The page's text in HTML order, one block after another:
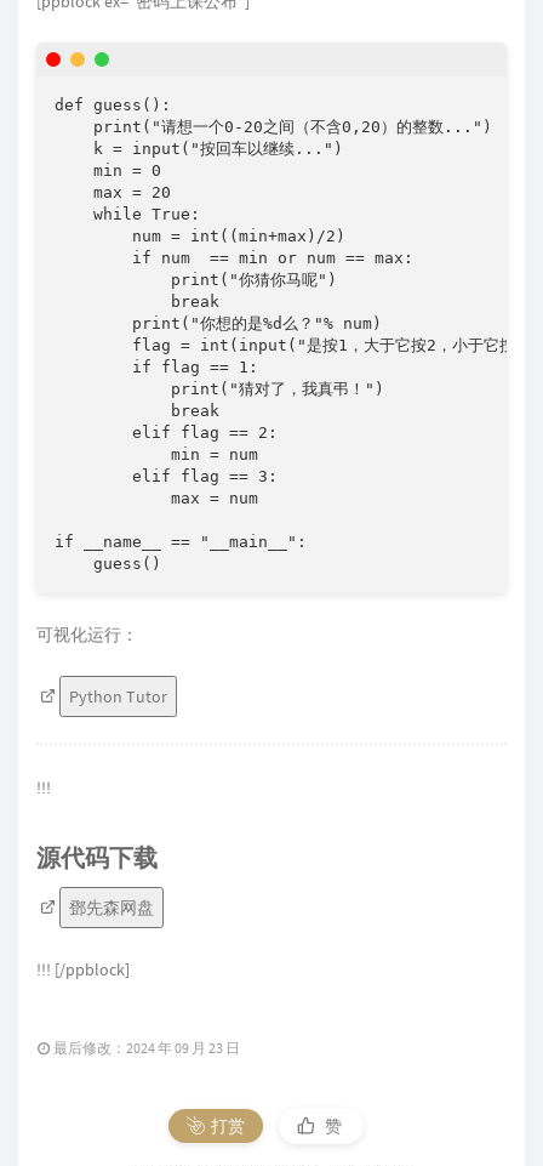
def guess():
    print("请想一个0-20之间（不含0,20）的整数...")
    k = input("按回车以继续...")
    min = 0
    max = 20
    while True:
        num = int((min+max)/2)
        if num  == min or num == max:
            print("你猜你马呢")
            break
        print("你想的是%d么？"% num)
flag = int(input("是按1，大于它按2，小于它按3
        if flag == 1:
            print("猜对了，我真弔！")
            break
        elif flag == 2:
            min = num
        elif flag == 3:
            max = num
if __name__ == "__main__":
    guess()
可视化运行：
Python Tutor
!!!
源代码下载
鄧先森网盘
!!! [/ppblock]
最后修改：2024 年 09 月 23 日
打赏 赞